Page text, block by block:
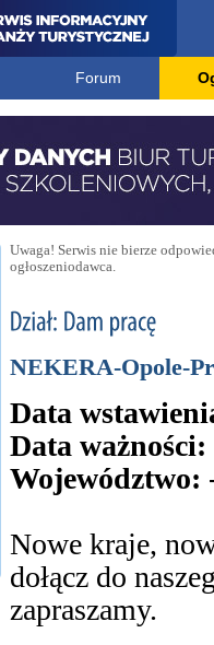
Forum
Uwaga! Serwis nie bierze
ogłoszeniodawca.
NEKERA-Opole-
Data
Data ważności:
Województwo:
Nowe kraje,
dołącz do
zapraszamy.